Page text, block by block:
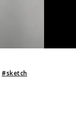
#sketch